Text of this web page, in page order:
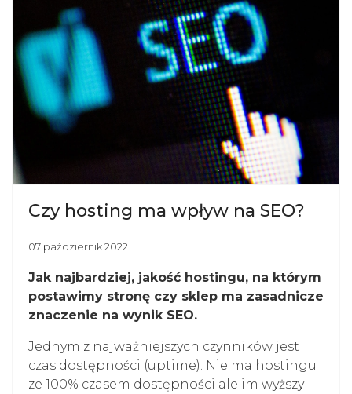
Czy hosting ma wpływ na SEO?
07 październik 2022
Jak najbardziej, jakość hostingu, na którym
postawimy stronę czy sklep ma zasadnicze
znaczenie na wynik SEO.
Jednym z najważniejszych czynników jest
czas dostępności (uptime). Nie ma hostingu
ze 100% czasem dostępności ale im wyższy